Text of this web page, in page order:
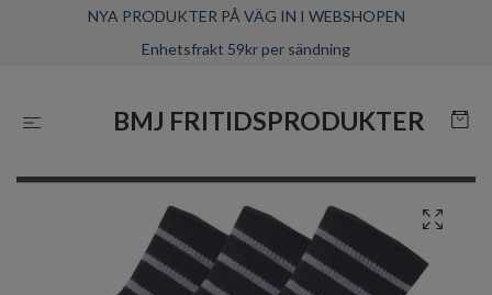
NYA PRODUKTER PÅ VÄG IN I WEBSHOPEN
Enhetsfrakt 59kr per sändning
BMJ FRITIDSPRODUKTER